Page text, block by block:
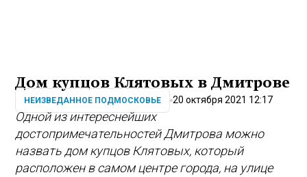
Дом купцов Клятовых в Дмитрове
НЕИЗВЕДАННОЕ ПОДМОСКОВЬЕ 20 октября 2021 12:17
Одной из интереснейших
достопримечательностей Дмитрова можно
назвать дом купцов Клятовых, который
расположен в самом центре города, на улице